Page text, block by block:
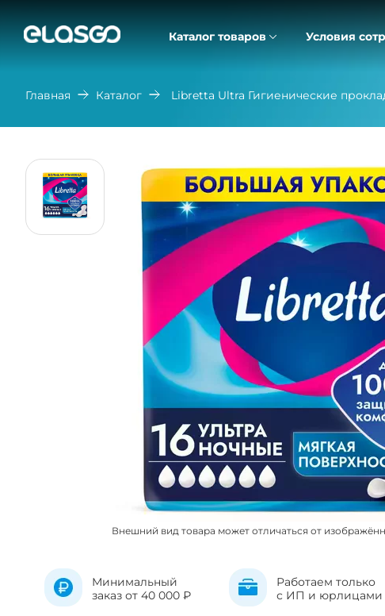
Каталог товаров Условия
Главная Каталог Libretta Ultra Гигиенические
Внешний вид товара может отличаться от
Минимальный
заказ от 40 000 ₽
Работаем только
с ИП и юрлицами